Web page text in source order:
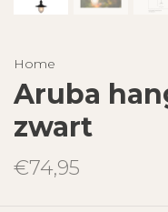
Home
Aruba
zwart
€74,95